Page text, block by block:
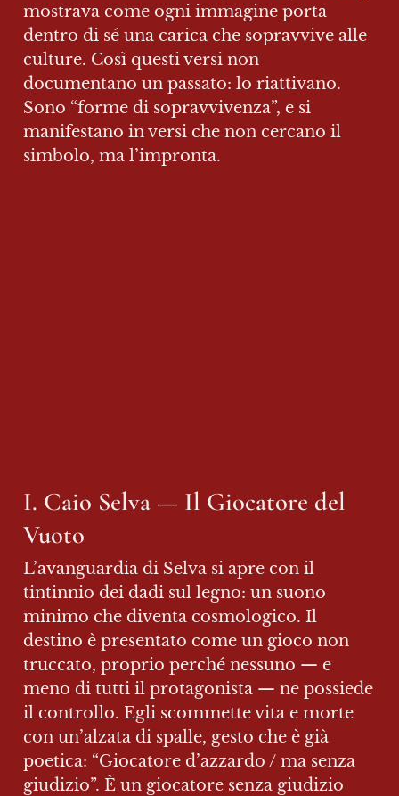
mostrava come ogni immagine porta
dentro di sé una carica che sopravvive alle
culture. Così questi versi non
documentano un passato: lo riattivano.
Sono “forme di sopravvivenza”, e si
manifestano in versi che non cercano il
simbolo, ma l’impronta.
I. Caio Selva — Il Giocatore del
Vuoto
L’avanguardia di Selva si apre con il
tintinnio dei dadi sul legno: un suono
minimo che diventa cosmologico. Il
destino è presentato come un gioco non
truccato, proprio perché nessuno — e
meno di tutti il protagonista — ne possiede
il controllo. Egli scommette vita e morte
con un’alzata di spalle, gesto che è già
poetica: “Giocatore d’azzardo / ma senza
giudizio”. È un giocatore senza giudizio